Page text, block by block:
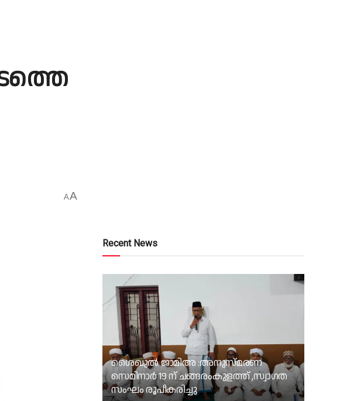
AA
Recent News
ശൈഖുൽ ജാമിഅ :അനുസ്മരണ
സെമിനാർ 19 ന് ചങ്ങരംകുളത്ത് ,സ്വാഗത
സംഘം രൂപീകരിച്ചു